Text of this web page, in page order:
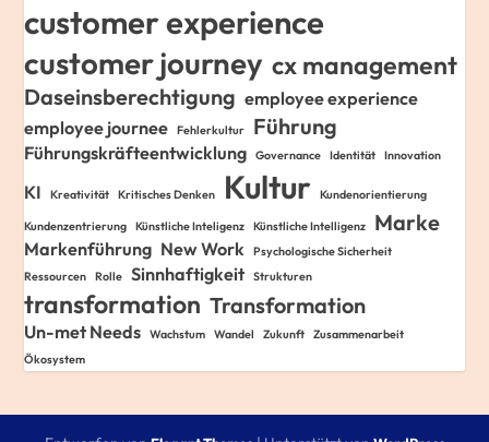
customer experience
customer journey cx management
Daseinsberechtigung employee experience
employee journee
Fehlerkultur Führung
Führungskräfteentwicklung Governance Identität Innovation
KI Kreativität Kritisches Denken Kultur Kundenorientierung
Kundenzentrierung Künstliche Inteligenz Künstliche Intelligenz Marke
Markenführung New Work
Psychologische Sicherheit
Ressourcen
Rolle Sinnhaftigkeit Strukturen
transformation Transformation
Un-met Needs Wachstum Wandel Zukunft
Zusammenarbeit
Ökosystem